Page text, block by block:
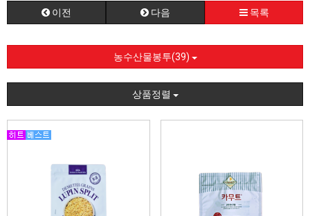
이전 다음 목록
농수산물봉투(39)
상품정렬